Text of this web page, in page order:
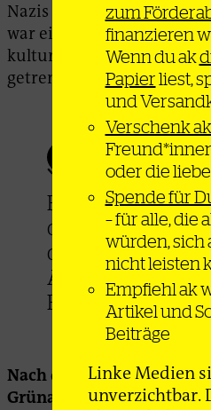
Nazis gewehrt et cetera.
war ein ausgeprägt
kulturell, sozial und
getrennt zwischen privat
Bernd war sehr
das Gegenteil
der nach außen
Anspruch
Hause ganz
Nach dem gescheiterten
Grünau musstet ihr
zum
finanzieren
Wenn du ak
Papierliest,
und
Verschenk ak
oder die
Spende für
– für alle, die
würden, sich
nicht leisten
Empfiehl ak
Artikel und
Beiträge
Linke Medien
unverzichtbar.